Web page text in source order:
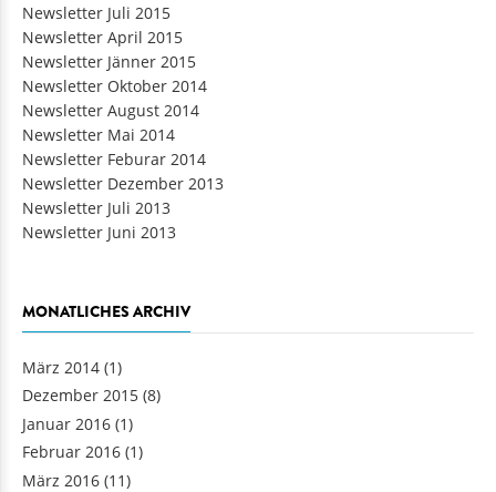
Newsletter Juli 2015
Newsletter April 2015
Newsletter Jänner 2015
Newsletter Oktober 2014
Newsletter August 2014
Newsletter Mai 2014
Newsletter Feburar 2014
Newsletter Dezember 2013
Newsletter Juli 2013
Newsletter Juni 2013
MONATLICHES ARCHIV
März 2014 (1)
Dezember 2015 (8)
Januar 2016 (1)
Februar 2016 (1)
März 2016 (11)